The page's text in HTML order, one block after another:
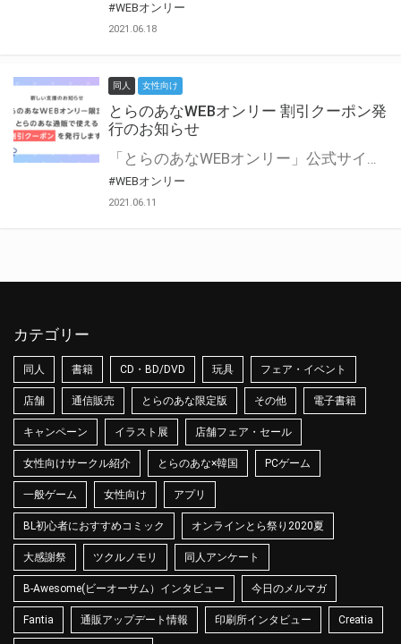
#WEBオンリー
2021.06.18
同人 女性向け
とらのあなWEBオンリー 割引クーポン発
行のお知らせ
「とらのあなWEBオンリー」公式サイトでとらのあな通販の「割引クーポン」を配布中！ イベントごとに開催当日限定で使える割引クーポンのシリアルコードを発行します。 とらのあなWEBオンリーのページをチェックして、イベント当日にお得にお買い物を楽しみましょう♪ ※本キャンペーンは予告なく終了する場合がございます。 とらのあなWEBオンリーサイトはこちら
#WEBオンリー
2021.06.11
カテゴリー
同人 書籍 CD・BD/DVD 玩具 フェア・イベント
店舗 通信販売 とらのあな限定版 その他 電子書籍
キャンペーン イラスト展 店舗フェア・セール
女性向けサークル紹介 とらのあな×韓国 PCゲーム
一般ゲーム 女性向け アプリ
BL初心者におすすめコミック オンラインとら祭り2020夏
大感謝祭 ツクルノモリ 同人アンケート
B-Awesome(ビーオーサム）インタビュー 今日のメルマガ
Fantia 通販アップデート情報 印刷所インタビュー Creatia